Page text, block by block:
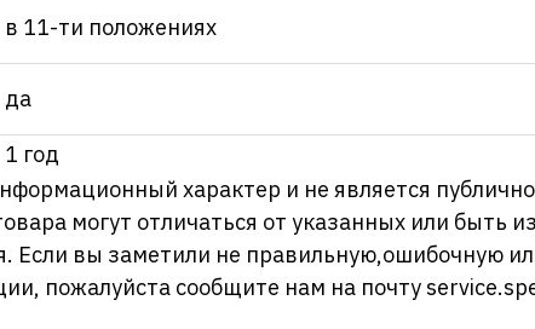
в 11-ти положениях
да
1 год
характер и не является
могут отличаться от указанных или быть
Если вы заметили не правильную,ошибочную
пожалуйста сообщите нам на почту